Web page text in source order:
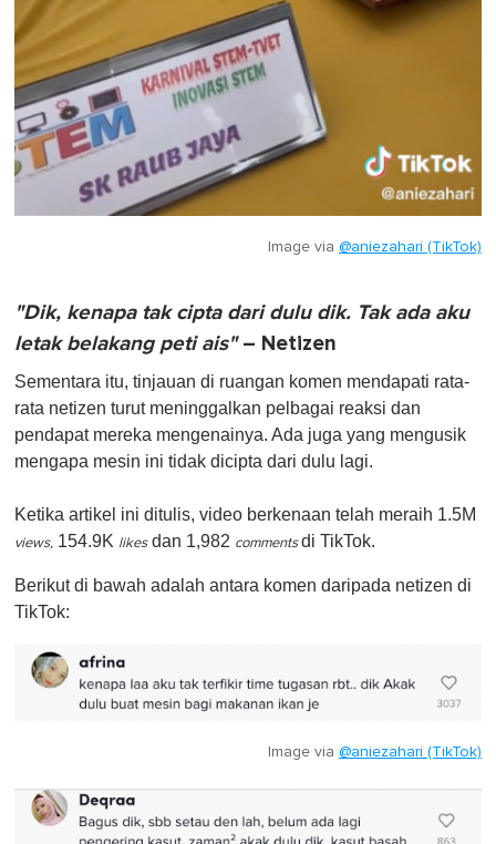
Image via @aniezahari (TikTok)
"Dik, kenapa tak cipta dari dulu dik. Tak ada aku
letak belakang peti ais"– Netizen
Sementara itu, tinjauan di ruangan komen mendapati rata-
rata netizen turut meninggalkan pelbagai reaksi dan
pendapat mereka mengenainya. Ada juga yang mengusik
mengapa mesin ini tidak dicipta dari dulu lagi.
Ketika artikel ini ditulis, video berkenaan telah meraih 1.5M
views, 154.9K likesdan 1,982 commentsdi TikTok.
Berikut di bawah adalah antara komen daripada netizen di
TikTok:
Image via @aniezahari (TikTok)